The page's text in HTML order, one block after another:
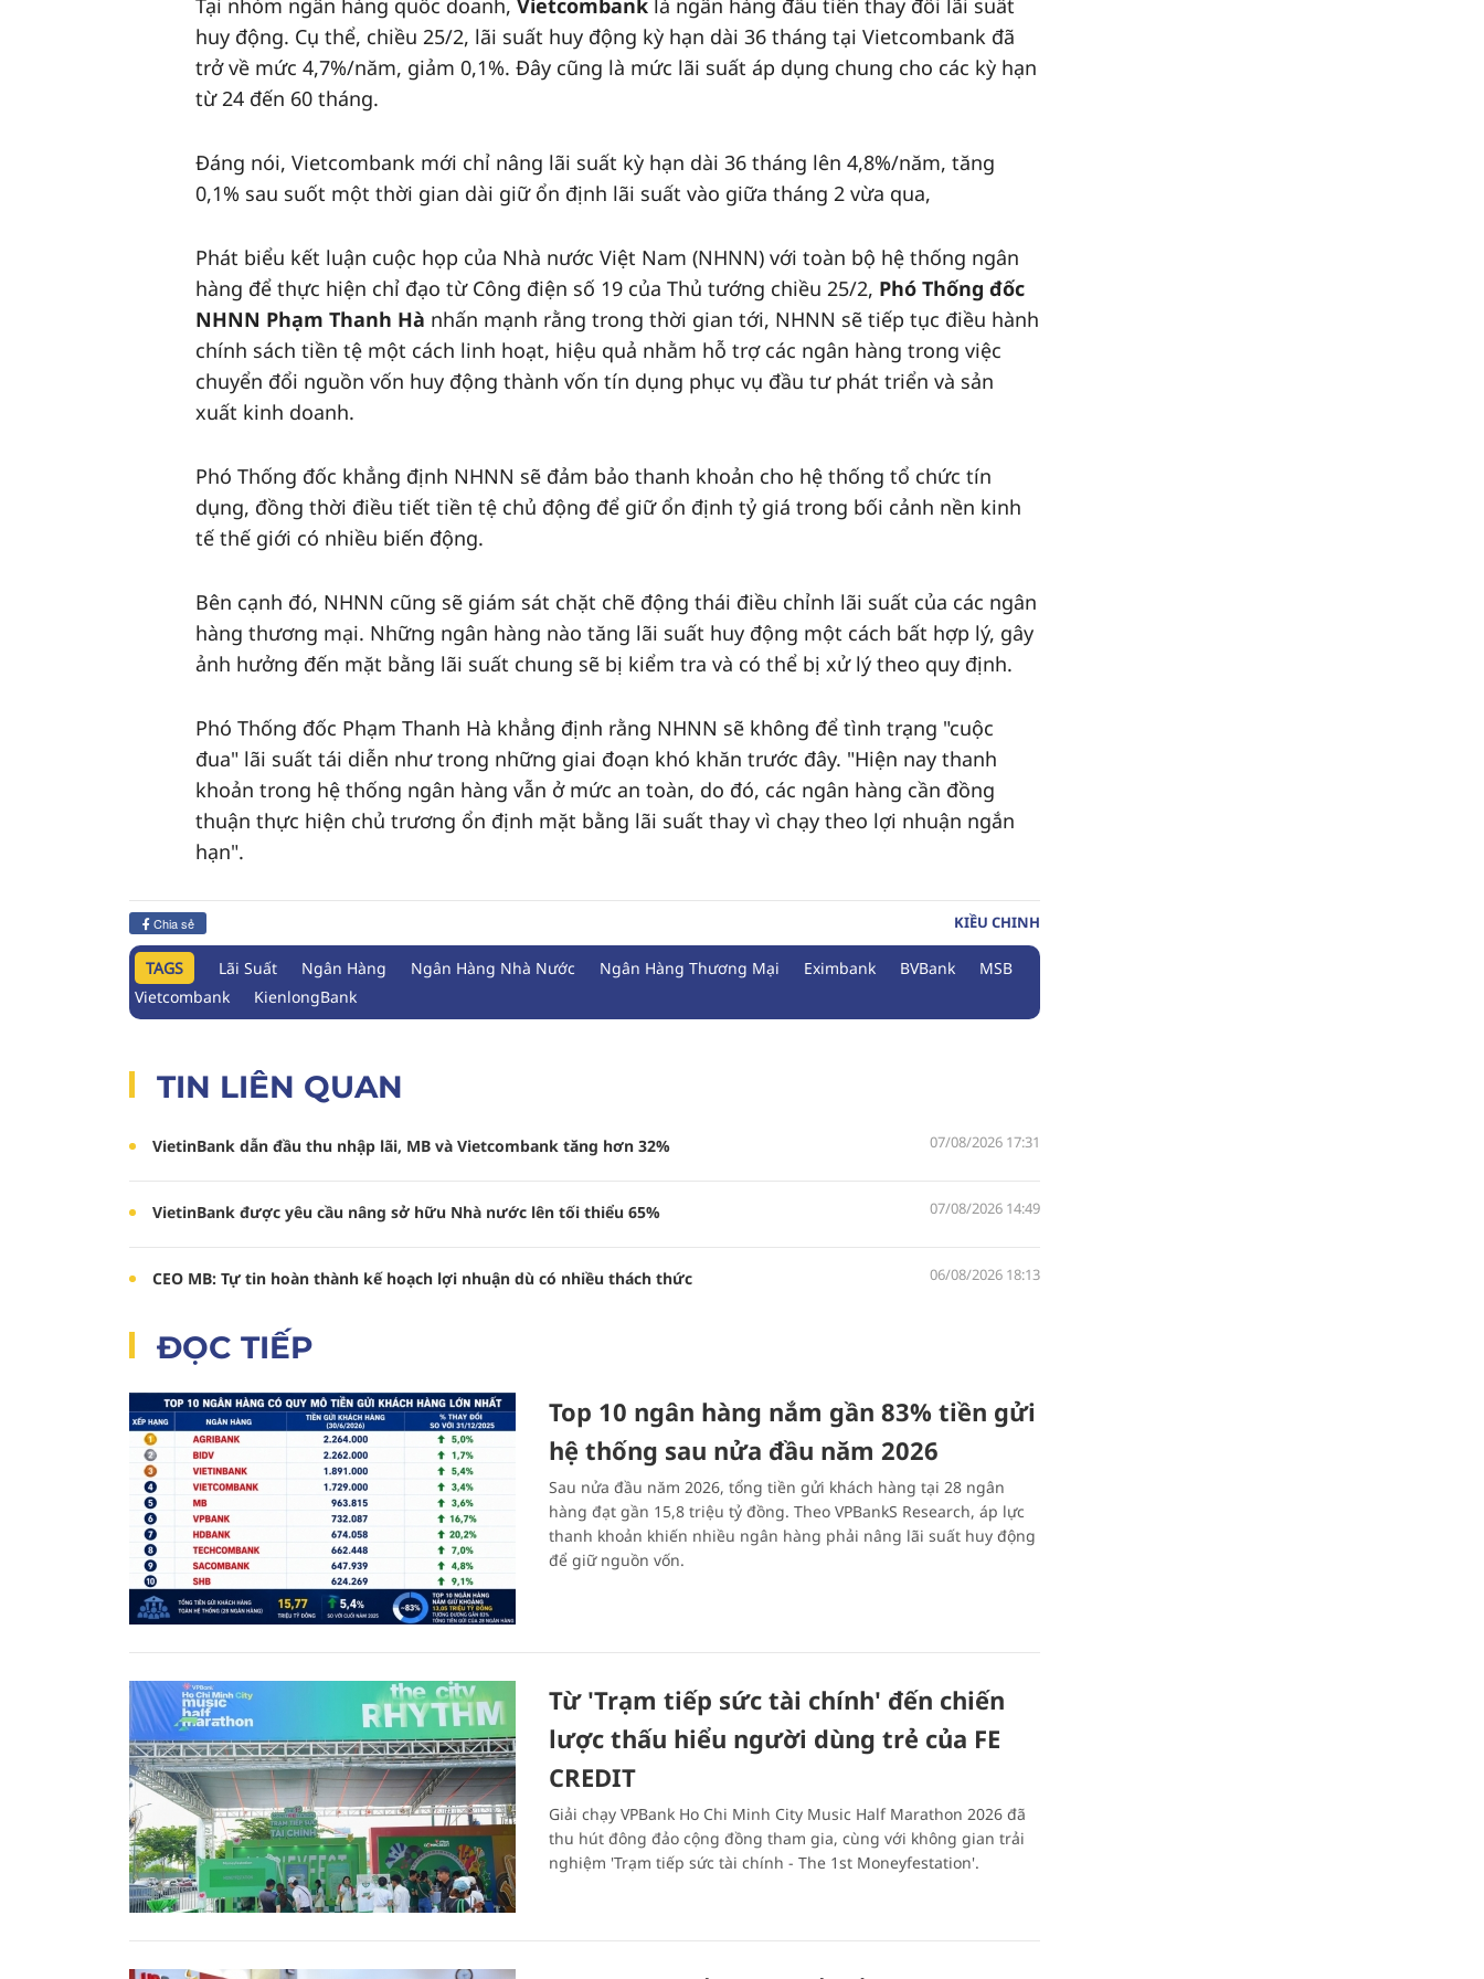
Tại nhóm ngân hàng quốc doanh, Vietcombank là ngân hàng đầu tiên thay đổi lãi suất
huy động. Cụ thể, chiều 25/2, lãi suất huy động kỳ hạn dài 36 tháng tại Vietcombank đã
trở về mức 4,7%/năm, giảm 0,1%. Đây cũng là mức lãi suất áp dụng chung cho các kỳ hạn
từ 24 đến 60 tháng.
Đáng nói, Vietcombank mới chỉ nâng lãi suất kỳ hạn dài 36 tháng lên 4,8%/năm, tăng
0,1% sau suốt một thời gian dài giữ ổn định lãi suất vào giữa tháng 2 vừa qua,
Phát biểu kết luận cuộc họp của Nhà nước Việt Nam (NHNN) với toàn bộ hệ thống ngân
hàng để thực hiện chỉ đạo từ Công điện số 19 của Thủ tướng chiều 25/2, Phó Thống đốc
NHNN Phạm Thanh Hà nhấn mạnh rằng trong thời gian tới, NHNN sẽ tiếp tục điều hành
chính sách tiền tệ một cách linh hoạt, hiệu quả nhằm hỗ trợ các ngân hàng trong việc
chuyển đổi nguồn vốn huy động thành vốn tín dụng phục vụ đầu tư phát triển và sản
xuất kinh doanh.
Phó Thống đốc khẳng định NHNN sẽ đảm bảo thanh khoản cho hệ thống tổ chức tín
dụng, đồng thời điều tiết tiền tệ chủ động để giữ ổn định tỷ giá trong bối cảnh nền kinh
tế thế giới có nhiều biến động.
Bên cạnh đó, NHNN cũng sẽ giám sát chặt chẽ động thái điều chỉnh lãi suất của các ngân
hàng thương mại. Những ngân hàng nào tăng lãi suất huy động một cách bất hợp lý, gây
ảnh hưởng đến mặt bằng lãi suất chung sẽ bị kiểm tra và có thể bị xử lý theo quy định.
Phó Thống đốc Phạm Thanh Hà khẳng định rằng NHNN sẽ không để tình trạng "cuộc
đua" lãi suất tái diễn như trong những giai đoạn khó khăn trước đây. "Hiện nay thanh
khoản trong hệ thống ngân hàng vẫn ở mức an toàn, do đó, các ngân hàng cần đồng
thuận thực hiện chủ trương ổn định mặt bằng lãi suất thay vì chạy theo lợi nhuận ngắn
hạn".
Chia sẻ KIỀU CHINH
TAGS Lãi Suất Ngân Hàng Ngân Hàng Nhà Nước Ngân Hàng Thương Mại Eximbank BVBank
MSB
Vietcombank
KienlongBank
TIN LIÊN QUAN
VietinBank dẫn đầu thu nhập lãi, MB và Vietcombank tăng hơn 32% 07/08/2026 17:31
VietinBank được yêu cầu nâng sở hữu Nhà nước lên tối thiểu 65% 07/08/2026 14:49
CEO MB: Tự tin hoàn thành kế hoạch lợi nhuận dù có nhiều thách thức 06/08/2026 18:13
ĐỌC TIẾP
Top 10 ngân hàng nắm gần 83% tiền gửi
hệ thống sau nửa đầu năm 2026
Sau nửa đầu năm 2026, tổng tiền gửi khách hàng tại 28 ngân
hàng đạt gần 15,8 triệu tỷ đồng. Theo VPBankS Research, áp lực
thanh khoản khiến nhiều ngân hàng phải nâng lãi suất huy động
để giữ nguồn vốn.
Từ 'Trạm tiếp sức tài chính' đến chiến
lược thấu hiểu người dùng trẻ của FE
CREDIT
Giải chạy VPBank Ho Chi Minh City Music Half Marathon 2026 đã
thu hút đông đảo cộng đồng tham gia, cùng với không gian trải
nghiệm 'Trạm tiếp sức tài chính - The 1st Moneyfestation'.